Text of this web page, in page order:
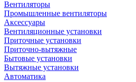
Вентиляторы
Промышленные вентиляторы
Аксессуары
Вентиляционные установки
Приточные установки
Приточно-вытяжные
Бытовые установки
Вытяжные установки
Автоматика